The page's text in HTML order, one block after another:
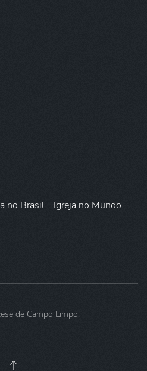
no Brasil
Igreja no Mundo
de Campo Limpo.